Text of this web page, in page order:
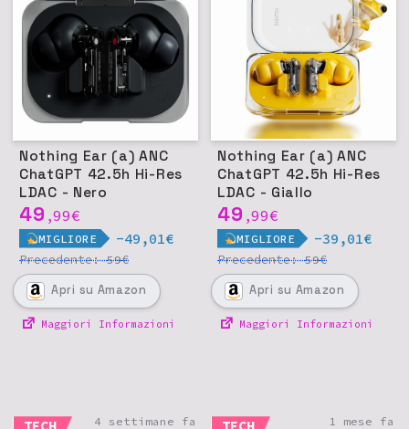
Nothing Ear (a) ANC
ChatGPT 42.5h Hi-Res
LDAC - Nero
49 ,99€
MIGLIORE -49,01€
Precedente:59€
Apri su Amazon
Maggiori Informazioni
Nothing Ear (a) ANC
ChatGPT 42.5h Hi-Res
LDAC - Giallo
49 ,99€
MIGLIORE -39,01€
Precedente:59€
Apri su Amazon
Maggiori Informazioni
4 settimane fa 1 mese fa